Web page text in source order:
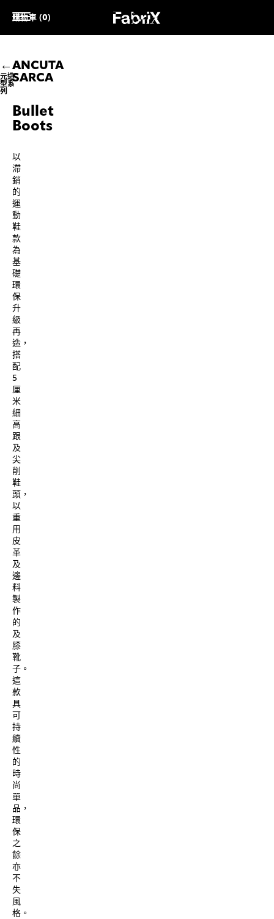
購物車 (0)
元造
型系
列
ANCUTA
SARCA
Bullet
Boots
以
滯
銷
的
運
動
鞋
款
為
基
礎
環
保
升
級
再
造，
搭
配
5
厘
米
細
高
跟
及
尖
削
鞋
頭，
以
重
用
皮
革
及
邊
料
製
作
的
及
膝
靴
子。
這
款
具
可
持
續
性
的
時
尚
單
品，
環
保
之
餘
亦
不
失
風
格。